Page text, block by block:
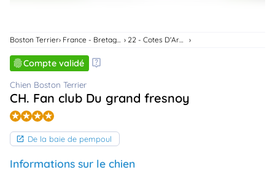
Boston Terrier
Compte validé
Chien Boston Terrier
CH. Fan club Du grand fresnoy
De la baie de pempoul
Informations sur le chien